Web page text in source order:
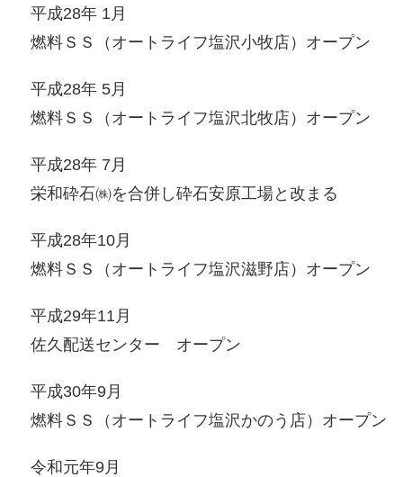
平成28年 1月
燃料ＳＳ（オートライフ塩沢小牧店）オープン
平成28年 5月
燃料ＳＳ（オートライフ塩沢北牧店）オープン
平成28年 7月
栄和砕石㈱を合併し砕石安原工場と改まる
平成28年10月
燃料ＳＳ（オートライフ塩沢滋野店）オープン
平成29年11月
佐久配送センター オープン
平成30年9月
燃料ＳＳ（オートライフ塩沢かのう店）オープン
令和元年9月